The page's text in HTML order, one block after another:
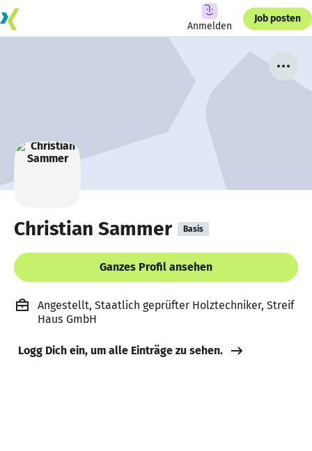
Anmelden
Job posten
Christian Sammer Basis
Ganzes Profil ansehen
Angestellt, Staatlich geprüfter Holztechniker, Streif
Haus GmbH
Logg Dich ein, um alle Einträge zu sehen.